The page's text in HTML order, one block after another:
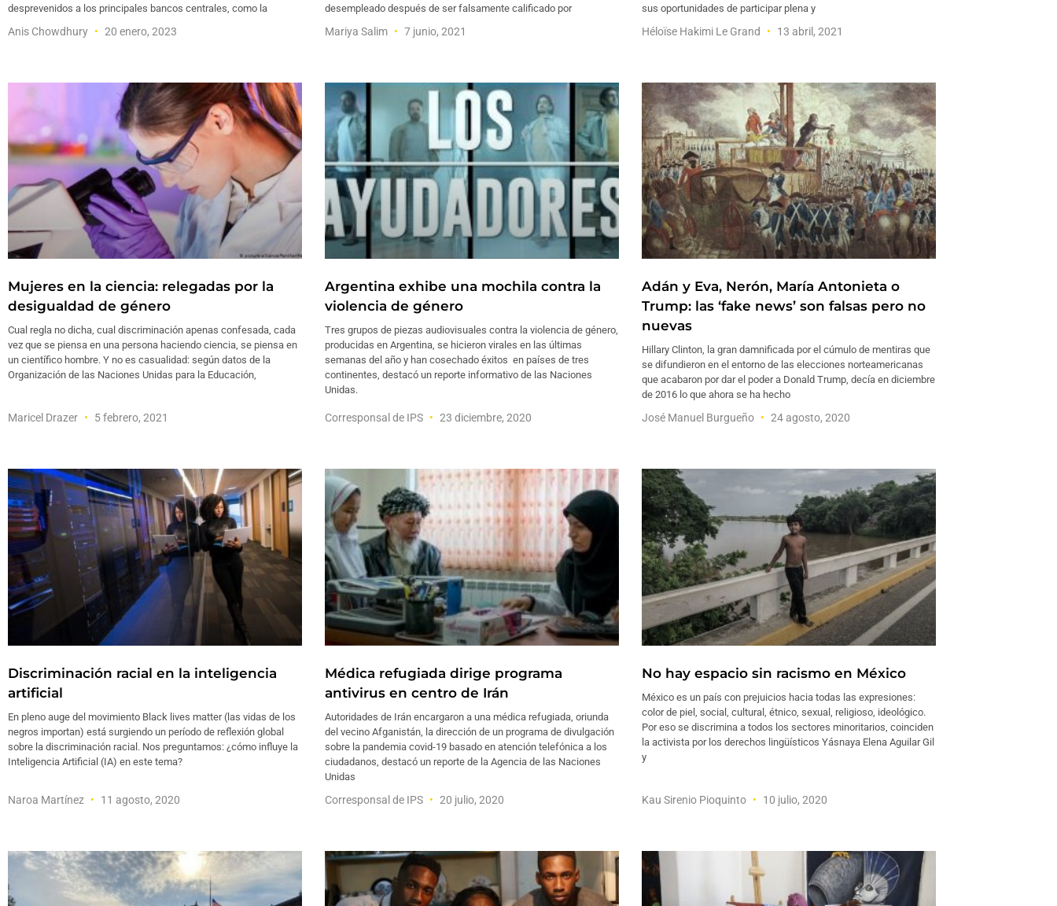
desprevenidos a los principales bancos centrales, como la
Anis Chowdhury 20 enero, 2023
desempleado después de ser falsamente calificado por
Mariya Salim 7 junio, 2021
sus oportunidades de participar plena y
Héloïse Hakimi Le Grand 13 abril, 2021
Mujeres en la ciencia: relegadas por la
desigualdad de género
Cual regla no dicha, cual discriminación apenas confesada, cada
vez que se piensa en una persona haciendo ciencia, se piensa en
un científico hombre. Y no es casualidad: según datos de la
Organización de las Naciones Unidas para la Educación,
Maricel Drazer 5 febrero, 2021
Argentina exhibe una mochila contra la
violencia de género
Tres grupos de piezas audiovisuales contra la violencia de género,
producidas en Argentina, se hicieron virales en las últimas
semanas del año y han cosechado éxitos en países de tres
continentes, destacó un reporte informativo de las Naciones
Unidas.
Corresponsal de IPS 23 diciembre, 2020
Adán y Eva, Nerón, María Antonieta o
Trump: las ‘fake news’ son falsas pero no
nuevas
Hillary Clinton, la gran damnificada por el cúmulo de mentiras que
se difundieron en el entorno de las elecciones norteamericanas
que acabaron por dar el poder a Donald Trump, decía en diciembre
de 2016 lo que ahora se ha hecho
José Manuel Burgueño 24 agosto, 2020
Discriminación racial en la inteligencia
artificial
En pleno auge del movimiento Black lives matter (las vidas de los
negros importan) está surgiendo un período de reflexión global
sobre la discriminación racial. Nos preguntamos: ¿cómo influye la
Inteligencia Artificial (IA) en este tema?
Naroa Martínez 11 agosto, 2020
Médica refugiada dirige programa
antivirus en centro de Irán
Autoridades de Irán encargaron a una médica refugiada, oriunda
del vecino Afganistán, la dirección de un programa de divulgación
sobre la pandemia covid-19 basado en atención telefónica a los
ciudadanos, destacó un reporte de la Agencia de las Naciones
Unidas
Corresponsal de IPS 20 julio, 2020
No hay espacio sin racismo en México
México es un país con prejuicios hacia todas las expresiones:
color de piel, social, cultural, étnico, sexual, religioso, ideológico.
Por eso se discrimina a todos los sectores minoritarios, coinciden
la activista por los derechos lingüísticos Yásnaya Elena Aguilar Gil
y
Kau Sirenio Pioquinto 10 julio, 2020